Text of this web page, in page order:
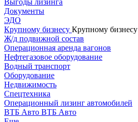
Выгоды лизинга
Документы
ЭДО
Крупному бизнесу Крупному бизнесу
Ж/д подвижной состав
Операционная аренда вагонов
Нефтегазовое оборудование
Водный транспорт
Оборудование
Недвижимость
Спецтехника
Операционный лизинг автомобилей
ВТБ Авто ВТБ Авто